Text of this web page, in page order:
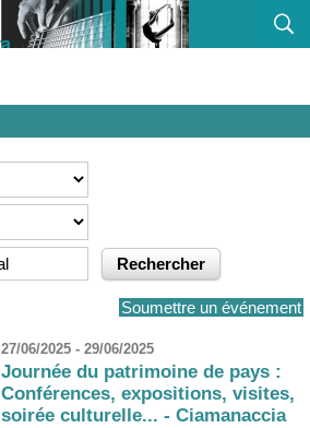
Soumettre un événement
27/06/2025 - 29/06/2025
Journée du patrimoine de pays :
Conférences, expositions, visites,
soirée culturelle... - Ciamanaccia